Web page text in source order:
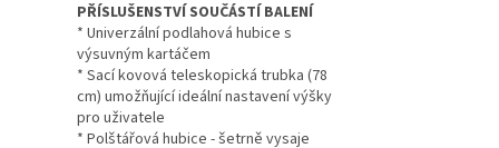
PŘÍSLUŠENSTVÍ SOUČÁSTÍ BALENÍ
* Univerzální podlahová hubice s
výsuvným kartáčem
* Sací kovová teleskopická trubka (78
cm) umožňující ideální nastavení výšky
pro uživatele
* Polštářová hubice - šetrně vysaje